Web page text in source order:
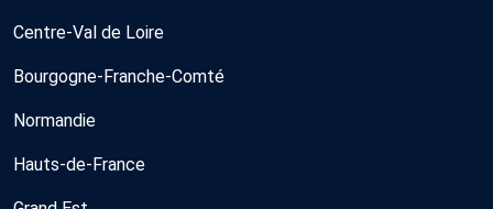
Centre-Val de Loire
Bourgogne-Franche-Comté
Normandie
Hauts-de-France